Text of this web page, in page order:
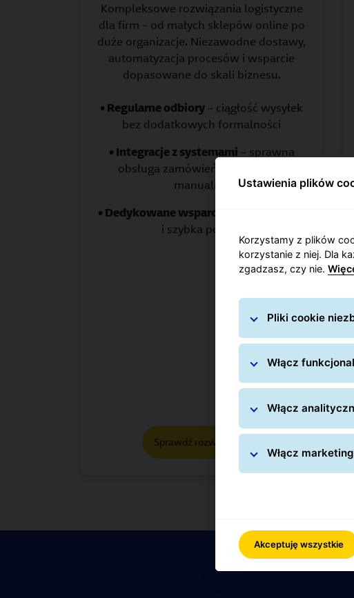
Kompleksowe rozwiązania logistyczne
dla firm – od małych sklepów online po
duże organizacje. Niezawodne dostawy,
automatyzacja procesów i wsparcie
dopasowane do skali biznesu.
• Regularne odbiory – ciągłość wysyłek
bez dodatkowych formalności
• Integracje z systemami – sprawna
obsługa zamówień i mniej pracy
manualnej
• Dedykowane wsparcie
i szybka pomoc
Sprawdź rozwiązania
Ustawienia plików
Korzystamy z plików
korzystanie z niej. Dla
zgadzasz, czy nie.
Pliki cookie
Włącz
Włącz
Włącz
Akceptuję wszystkie